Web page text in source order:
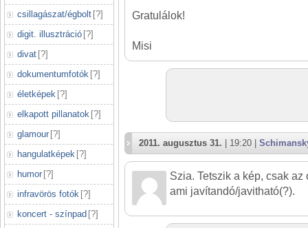
csillagászat/égbolt [?]
digit. illusztráció [?]
divat [?]
dokumentumfotók [?]
életképek [?]
elkapott pillanatok [?]
glamour [?]
hangulatképek [?]
humor [?]
infravörös fotók [?]
koncert - színpad [?]
Gratulálok!
Misi
2011. augusztus 31. | 19:20 |
Szia. Tetszik a kép, csak
ami javítandó/javitható(?).